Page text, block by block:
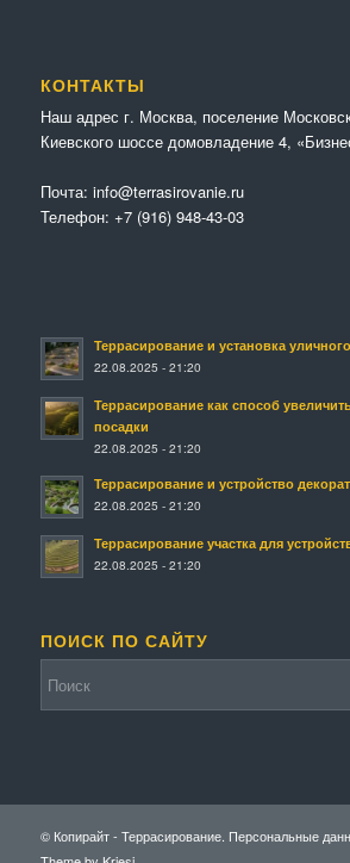
КОНТАКТЫ
Наш адрес г. Москва, поселение
Киевского шоссе домовладение 4,
Почта: info@terrasirovanie.ru
Телефон: +7 (916) 948-43-03
Террасирование и установка
22.08.2025 - 21:20
Террасирование как способ
посадки
22.08.2025 - 21:20
Террасирование и устройство
22.08.2025 - 21:20
Террасирование участка для
22.08.2025 - 21:20
ПОИСК ПО САЙТУ
© Копирайт - Террасирование. Персональные